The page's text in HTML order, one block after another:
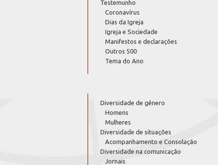
Testemunho
Coronavírus
Dias da Igreja
Igreja e Sociedade
Manifestos e declarações
Outros 500
Tema do Ano
Diversidade de gênero
Homens
Mulheres
Diversidade de situações
Acompanhamento e Consolação
Diversidade na comunicação
Jornais